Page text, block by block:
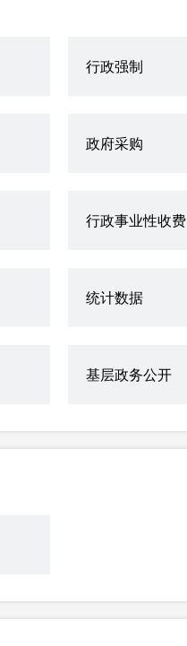
行政强制
政府采购
行政事业性收费
统计数据
基层政务公开